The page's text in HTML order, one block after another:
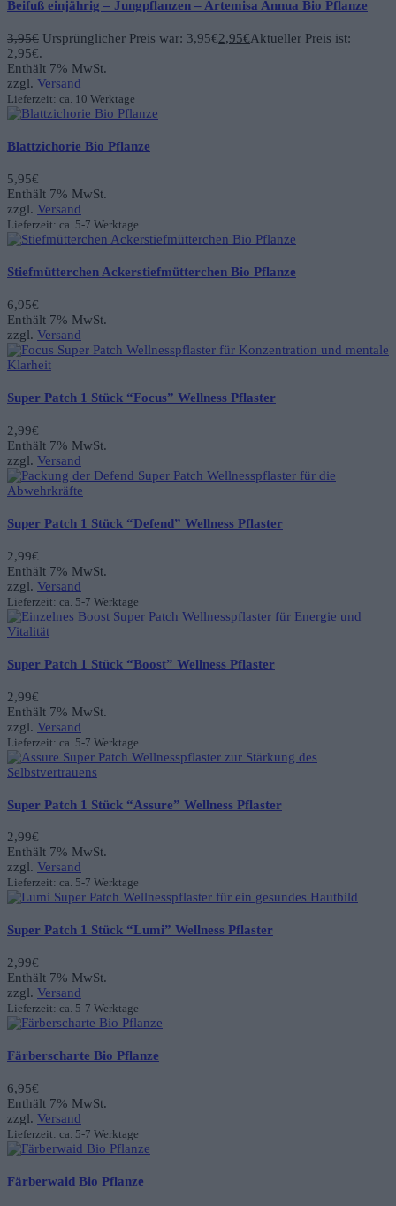
Beifuß einjährig – Jungpflanzen – Artemisa Annua Bio Pflanze
3,95€ Ursprünglicher Preis war: 3,95€2,95€Aktueller Preis ist:
2,95€.
Enthält 7% MwSt.
zzgl. Versand
Lieferzeit: ca. 10 Werktage
Blattzichorie Bio Pflanze
5,95€
Enthält 7% MwSt.
zzgl. Versand
Lieferzeit: ca. 5-7 Werktage
Stiefmütterchen Ackerstiefmütterchen Bio Pflanze
6,95€
Enthält 7% MwSt.
zzgl. Versand
Super Patch 1 Stück “Focus” Wellness Pflaster
2,99€
Enthält 7% MwSt.
zzgl. Versand
Super Patch 1 Stück “Defend” Wellness Pflaster
2,99€
Enthält 7% MwSt.
zzgl. Versand
Lieferzeit: ca. 5-7 Werktage
Super Patch 1 Stück “Boost” Wellness Pflaster
2,99€
Enthält 7% MwSt.
zzgl. Versand
Lieferzeit: ca. 5-7 Werktage
Super Patch 1 Stück “Assure” Wellness Pflaster
2,99€
Enthält 7% MwSt.
zzgl. Versand
Lieferzeit: ca. 5-7 Werktage
Super Patch 1 Stück “Lumi” Wellness Pflaster
2,99€
Enthält 7% MwSt.
zzgl. Versand
Lieferzeit: ca. 5-7 Werktage
Färberscharte Bio Pflanze
6,95€
Enthält 7% MwSt.
zzgl. Versand
Lieferzeit: ca. 5-7 Werktage
Färberwaid Bio Pflanze